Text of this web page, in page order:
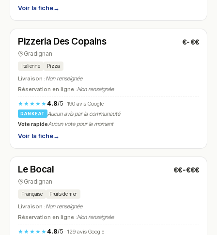
Voir la fiche→
N° 6
Pizzeria Des Copains €-€€
Gradignan
Italienne Pizza
Livraison :Non renseignée
Réservation en ligne :Non renseignée
★★★★★4.8/5· 190 avis Google
RANKEAT
Aucun avis par la communauté
Vote rapideAucun vote pour le moment
Voir la fiche→
N° 7
Le Bocal €€-€€€
Gradignan
Française Fruits de mer
Livraison :Non renseignée
Réservation en ligne :Non renseignée
★★★★★4.8/5· 129 avis Google